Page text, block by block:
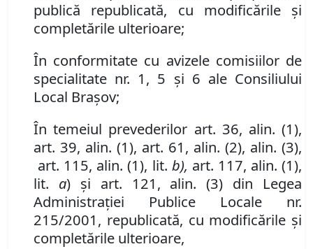
publică republicată, cu modificările şi
completările ulterioare;
În conformitate cu avizele comisiilor de
specialitate nr. 1, 5 şi 6 ale Consiliului
Local Braşov;
În temeiul prevederilor art. 36, alin. (1),
art. 39, alin. (1), art. 61, alin. (2), alin. (3),
art. 115, alin. (1), lit. b), art. 117, alin. (1),
lit. a) şi art. 121, alin. (3) din Legea
Administraţiei Publice Locale nr.
215/2001, republicată, cu modificările şi
completările ulterioare,